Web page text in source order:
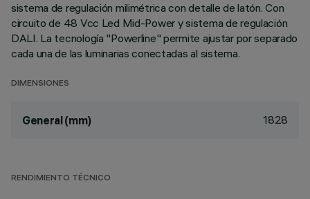
sistema de regulación milimétrica con detalle de latón. Con
circuito de 48 Vcc Led Mid-Power y sistema de regulación
DALI. La tecnología "Powerline" permite ajustar por separado
cada una de las luminarias conectadas al sistema.
DIMENSIONES
General (mm) 1828
RENDIMIENTO TÉCNICO